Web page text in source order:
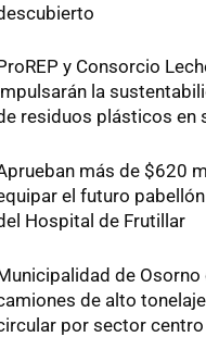
y Consorcio
la
residuos plásticos en
más de $620
el futuro
Hospital de Frutillar
de
de alto
por sector